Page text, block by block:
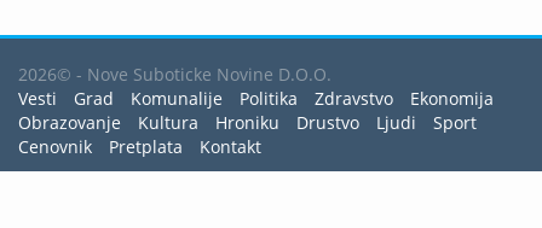
2026© - Nove Suboticke Novine D.O.O.
Vesti
Grad Komunalije Politika Zdravstvo
Ekonomija
Obrazovanje
Kultura Hroniku Drustvo Ljudi
Sport
Cenovnik
Pretplata Kontakt